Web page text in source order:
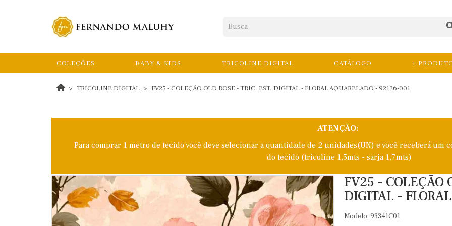
COLEÇÕES BABY & KIDS TRICOLINE DIGITAL CATÁLOGO +
TRICOLINE DIGITAL FV25 - COLEÇÃO OLD ROSE - TRIC. EST. DIGITAL - FLORAL AQUARELADO - 92126-001
ATENÇÃO:
Para comprar 1 metro de tecido você deve selecionar a quantidade de 2 unidades(UN) e você receberá
do tecido (tricoline 1,5mts - sarja 1,7mts)
FV25 - COLEÇÃO
DIGITAL -
Modelo: 93341C01